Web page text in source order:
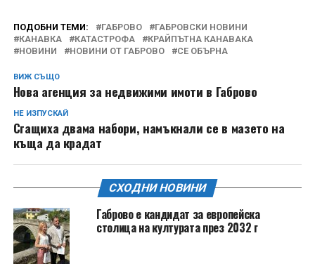
ПОДОБНИ ТЕМИ: ГАБРОВО
ГАБРОВСКИ НОВИНИ
КАНАВКА
КАТАСТРОФА
КРАЙПЪТНА КАНАВАКА
НОВИНИ
НОВИНИ ОТ ГАБРОВО СЕ ОБЪРНА
ВИЖ СЪЩО
Нова агенция за недвижими имоти в Габрово
НЕ ИЗПУСКАЙ
Сгащиха двама набори, намъкнали се в мазето на
къща да крадат
СХОДНИ НОВИНИ
Габрово е кандидат за европейска
столица на културата през 2032 г